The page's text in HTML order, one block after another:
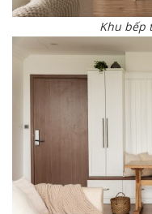
Khu bếp